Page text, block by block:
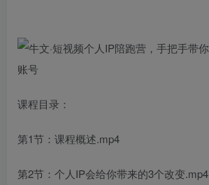
课程目录：
第1节：课程概述.mp4
第2节：个人IP会给你带来的3个改变.mp4